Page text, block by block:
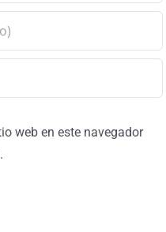
web en este navegador